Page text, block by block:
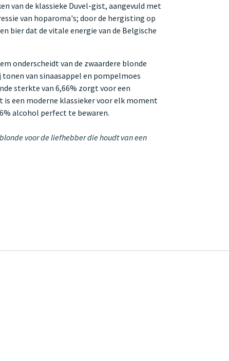
van de klassieke Duvel-gist, aangevuld met
van hoparoma's; door de hergisting op
bier dat de vitale energie van de Belgische
onderscheidt van de zwaardere blonde
van sinaasappel en pompelmoes
sterkte van 6,66% zorgt voor een
is een moderne klassieker voor elk moment
alcohol perfect te bewaren.
voor de liefhebber die houdt van een